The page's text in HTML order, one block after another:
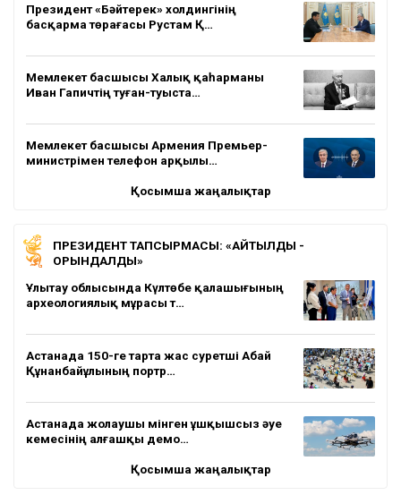
Президент «Бәйтерек» холдингінің
басқарма төрағасы Рустам Қ…
Мемлекет басшысы Халық қаһарманы
Иван Гапичтің туған-туыста…
Мемлекет басшысы Армения Премьер-
министрімен телефон арқылы…
Қосымша жаңалықтар
ПРЕЗИДЕНТ ТАПСЫРМАСЫ: «АЙТЫЛДЫ -
ОРЫНДАЛДЫ»
Ұлытау облысында Күлтөбе қалашығының
археологиялық мұрасы т…
Астанада 150-ге тарта жас суретші Абай
Құнанбайұлының портр…
Астанада жолаушы мінген ұшқышсыз әуе
кемесінің алғашқы демо…
Қосымша жаңалықтар